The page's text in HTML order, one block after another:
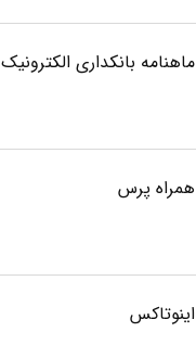
ماهنامه بانکداری الکترونیک
همراه پرس
اینوتاکس